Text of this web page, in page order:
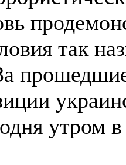
так
утром